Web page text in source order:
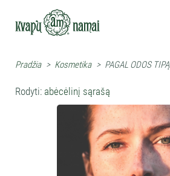
Pradžia > Kosmetika > PAGAL ODOS TIPĄ
Rodyti: abėcėlinį sąrašą